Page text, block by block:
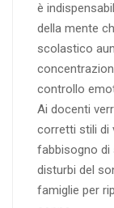
è
della mente
scolastico
controllo
Ai docenti
corretti stili di
fabbisogno di
disturbi del
famiglie per